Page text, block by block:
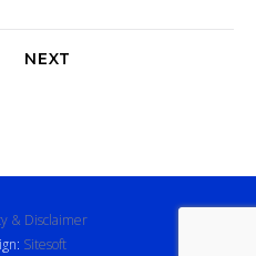
NEXT
& Disclaimer
Sitesoft